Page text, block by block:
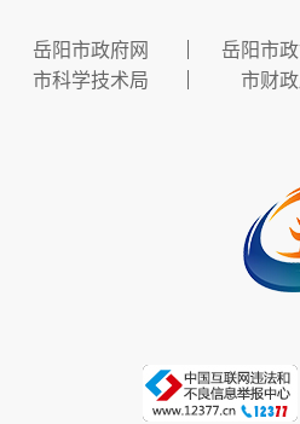
岳阳市政府网 岳阳市
市科学技术局
市财